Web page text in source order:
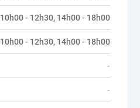
10h00 - 12h30, 14h00 - 18h00
10h00 - 12h30, 14h00 - 18h00
-
-